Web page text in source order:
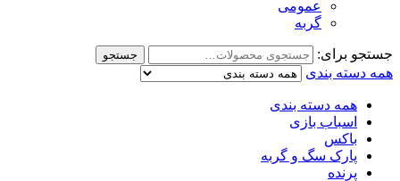
عمومی
گربه
جستجو برای: جستجو
همه دسته بندی
همه دسته بندی
اسباب بازی
باکس
پارک سگ و گربه
پرنده